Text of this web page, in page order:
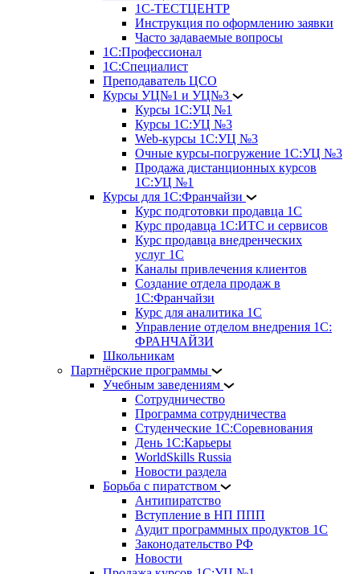
1С-ТЕСТЦЕНТР
Инструкция по оформлению заявки
Часто задаваемые вопросы
1С:Профессионал
1С:Специалист
Преподаватель ЦСО
Курсы УЦ№1 и УЦ№3
Курсы 1С:УЦ №1
Курсы 1С:УЦ №3
Web-курсы 1С:УЦ №3
Очные курсы-погружение 1С:УЦ №3
Продажа дистанционных курсов
1С:УЦ №1
Курсы для 1С:Франчайзи
Курс подготовки продавца 1С
Курс продавца 1С:ИТС и сервисов
Курс продавца внедренческих
услуг 1С
Каналы привлечения клиентов
Создание отдела продаж в
1С:Франчайзи
Курс для аналитика 1С
Управление отделом внедрения 1С:
ФРАНЧАЙЗИ
Школьникам
Партнёрские программы
Учебным заведениям
Сотрудничество
Программа сотрудничества
Студенческие 1С:Соревнования
День 1С:Карьеры
WorldSkills Russia
Новости раздела
Борьба с пиратством
Антипиратство
Вступление в НП ППП
Аудит программных продуктов 1С
Законодательство РФ
Новости